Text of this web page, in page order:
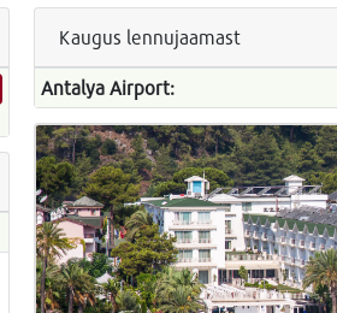
Kaugus lennujaamast
Antalya Airport: